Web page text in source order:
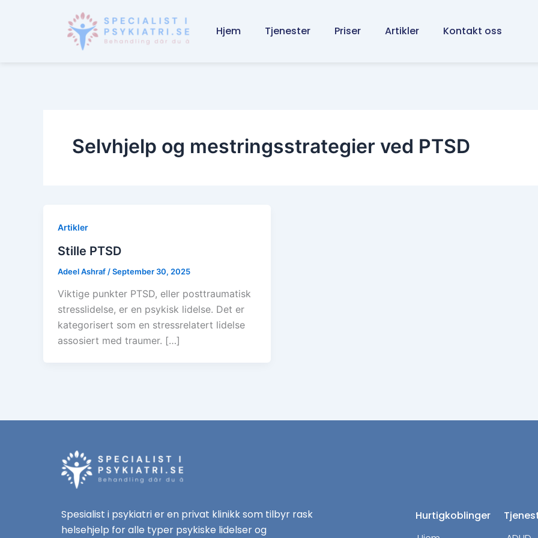
Hjem Tjenester Priser Artikler Kontakt oss
Selvhjelp og mestringsstrategier ved PTSD
Artikler
Stille PTSD
Adeel Ashraf /September 30, 2025
Viktige punkter PTSD, eller posttraumatisk
stresslidelse, er en psykisk lidelse. Det er
kategorisert som en stressrelatert lidelse
assosiert med traumer. […]
Spesialist i psykiatri er en privat klinikk som tilbyr rask
helsehjelp for alle typer psykiske lidelser og
Hurtigkoblinger